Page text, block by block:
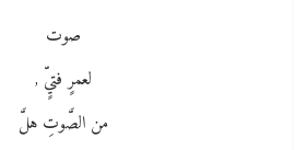
صوت
لعمرٍ فتيٍّ ,
من الصَّوتِ هلَّ